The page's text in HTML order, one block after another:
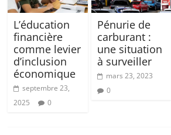
L’éducation
financière
comme levier
d’inclusion
économique
septembre 23,
2025
0
Pénurie de
carburant :
une situation
à surveiller
mars 23, 2023
0